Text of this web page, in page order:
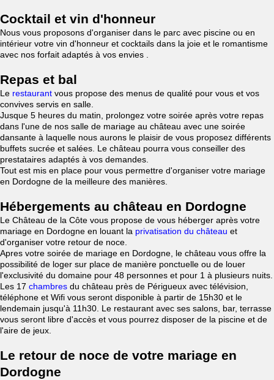
Cocktail et vin d'honneur
Nous vous proposons d'organiser dans le parc avec piscine ou en
intérieur votre vin d'honneur et cocktails dans la joie et le romantisme
avec nos forfait adaptés à vos envies .
Repas et bal
Le restaurant vous propose des menus de qualité pour vous et vos
convives servis en salle.
Jusque 5 heures du matin, prolongez votre soirée après votre repas
dans l'une de nos salle de mariage au château avec une soirée
dansante à laquelle nous aurons le plaisir de vous proposez différents
buffets sucrée et salées. Le château pourra vous conseiller des
prestataires adaptés à vos demandes.
Tout est mis en place pour vous permettre d'organiser votre mariage
en Dordogne de la meilleure des manières.
Hébergements au château en Dordogne
Le Château de la Côte vous propose de vous héberger après votre
mariage en Dordogne en louant la privatisation du château et
d'organiser votre retour de noce.
Apres votre soirée de mariage en Dordogne, le château vous offre la
possibilité de loger sur place de manière ponctuelle ou de louer
l'exclusivité du domaine pour 48 personnes et pour 1 à plusieurs nuits.
Les 17 chambres du château près de Périgueux avec télévision,
téléphone et Wifi vous seront disponible à partir de 15h30 et le
lendemain jusqu'à 11h30. Le restaurant avec ses salons, bar, terrasse
vous seront libre d'accès et vous pourrez disposer de la piscine et de
l'aire de jeux.
Le retour de noce de votre mariage en
Dordogne